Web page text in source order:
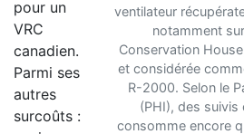
ventilateur
notamment
Conservation
et considérée
R-2000. Selon le
(PHI), des
consomme encore
pour un
VRC
canadien.
Parmi ses
autres
surcoûts :